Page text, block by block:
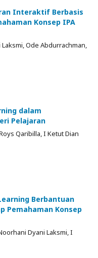
Interaktif Berbasis
Konsep IPA
Ode Abdurrachman,
dalam
Pelajaran
Qaribilla, I Ketut Dian
Berbantuan
Konsep
Dyani Laksmi, I